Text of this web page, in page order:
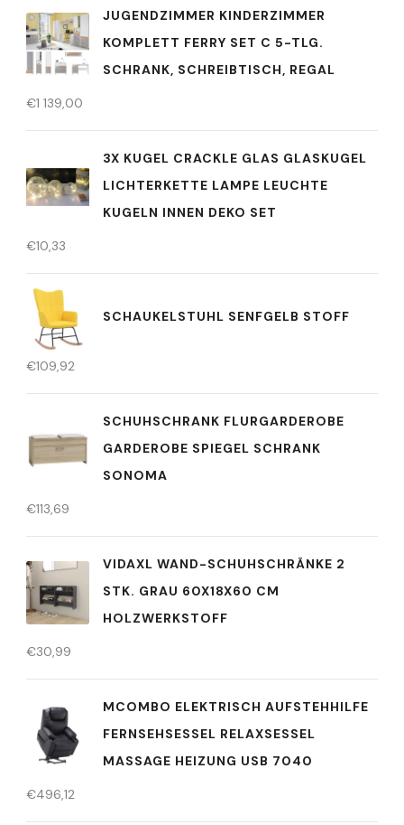
JUGENDZIMMER KINDERZIMMER
KOMPLETT FERRY SET C 5-TLG.
SCHRANK, SCHREIBTISCH, REGAL
€1 139,00
3X KUGEL CRACKLE GLAS GLASKUGEL
LICHTERKETTE LAMPE LEUCHTE
KUGELN INNEN DEKO SET
€10,33
SCHAUKELSTUHL SENFGELB STOFF
€109,92
SCHUHSCHRANK FLURGARDEROBE
GARDEROBE SPIEGEL SCHRANK
SONOMA
€113,69
VIDAXL WAND-SCHUHSCHRÄNKE 2
STK. GRAU 60X18X60 CM
HOLZWERKSTOFF
€30,99
MCOMBO ELEKTRISCH AUFSTEHHILFE
FERNSEHSESSEL RELAXSESSEL
MASSAGE HEIZUNG USB 7040
€496,12